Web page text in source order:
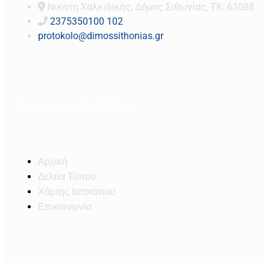
Νικήτη Χαλκιδικής, Δήμος Σιθωνίας, ΤΚ: 63088
2375350100 102
protokolo@dimossithonias.gr
Αρχική
Δελτία Τύπου
Χάρτης Ιστοτόπου
Επικοινωνία